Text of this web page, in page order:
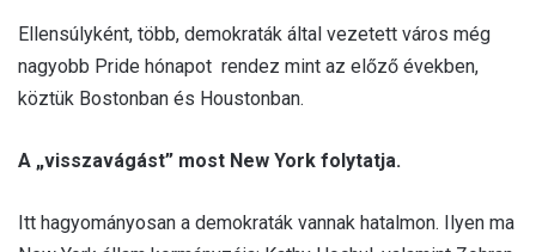
Ellensúlyként, több, demokraták által vezetett város még
nagyobb Pride hónapot rendez mint az előző években,
köztük Bostonban és Houstonban.
A „visszavágást” most New York folytatja.
Itt hagyományosan a demokraták vannak hatalmon. Ilyen ma